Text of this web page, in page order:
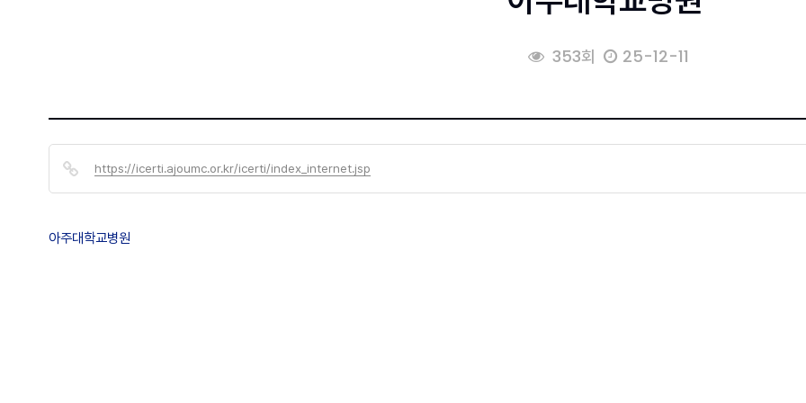
353회 25-12-11
https://icerti.ajoumc.or.kr/icerti/index_internet.jsp
아주대학교병원